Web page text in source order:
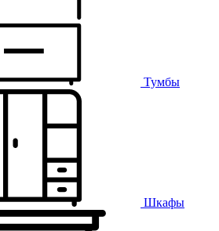
Тумбы
Шкафы